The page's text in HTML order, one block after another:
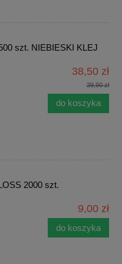
szt. NIEBIESKI KLEJ
38,50 zł
39,90 zł
do koszyka
2000 szt.
9,00 zł
do koszyka